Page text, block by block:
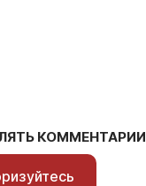
КОММЕНТАРИИ